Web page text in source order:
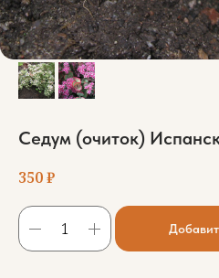
Седум (очиток)
350₽